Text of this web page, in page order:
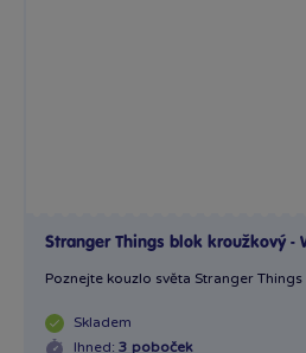
Stranger Things blok kroužkový -
Poznejte kouzlo světa Stranger
Skladem
Ihned: 3 poboček